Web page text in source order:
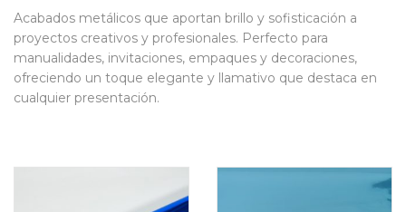
Acabados metálicos que aportan brillo y sofisticación a
proyectos creativos y profesionales. Perfecto para
manualidades, invitaciones, empaques y decoraciones,
ofreciendo un toque elegante y llamativo que destaca en
cualquier presentación.